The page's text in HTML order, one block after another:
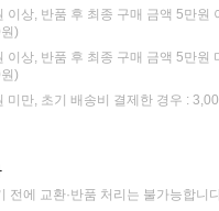
이상, 반품 후 최종 구매 금액 5만원
)
이상, 반품 후 최종 구매 금액 5만원
)
미만, 초기 배송비 결제한 경우 :
전에 교환·반품 처리는 불가능합니